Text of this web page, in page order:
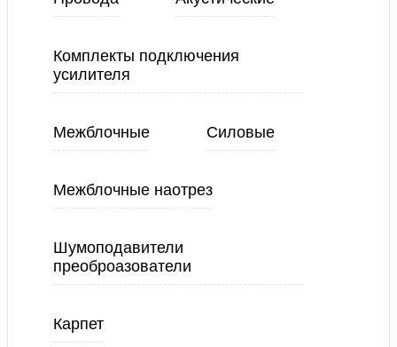
Комплекты подключения
усилителя
Межблочные Силовые
Межблочные наотрез
Шумоподавители
преоброазователи
Карпет